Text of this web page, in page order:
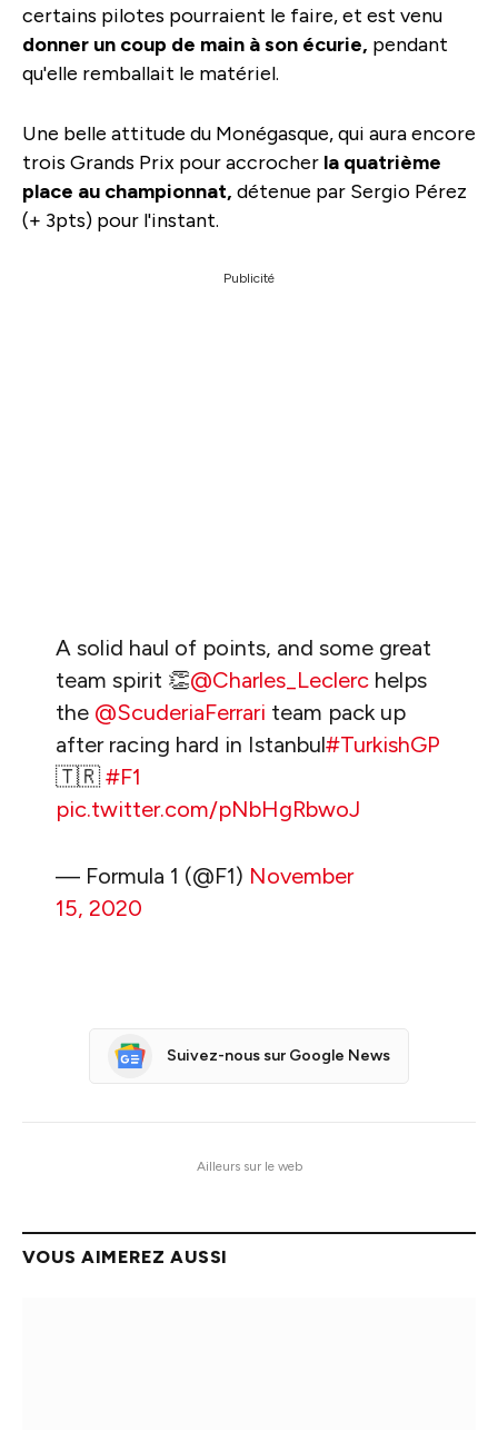
certains pilotes pourraient le faire, et est venu
donner un coup de main à son écurie, pendant
qu'elle remballait le matériel.
Une belle attitude du Monégasque, qui aura encore
trois Grands Prix pour accrocher la quatrième
place au championnat, détenue par Sergio Pérez
(+ 3pts) pour l'instant.
Publicité
A solid haul of points, and some great
team spirit 👏@Charles_Leclerc helps
the @ScuderiaFerrari team pack up
after racing hard in Istanbul#TurkishGP
🇹🇷#F1
pic.twitter.com/pNbHgRbwoJ
— Formula 1 (@F1) November
15, 2020
Suivez-nous sur Google News
Ailleurs sur le web
VOUS AIMEREZ AUSSI